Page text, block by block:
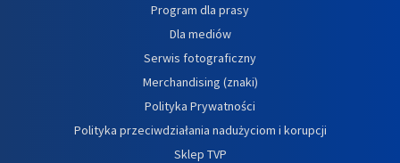
Program dla prasy
Dla mediów
Serwis fotograficzny
Merchandising (znaki)
Polityka Prywatności
Polityka przeciwdziałania nadużyciom i korupcji
Sklep TVP